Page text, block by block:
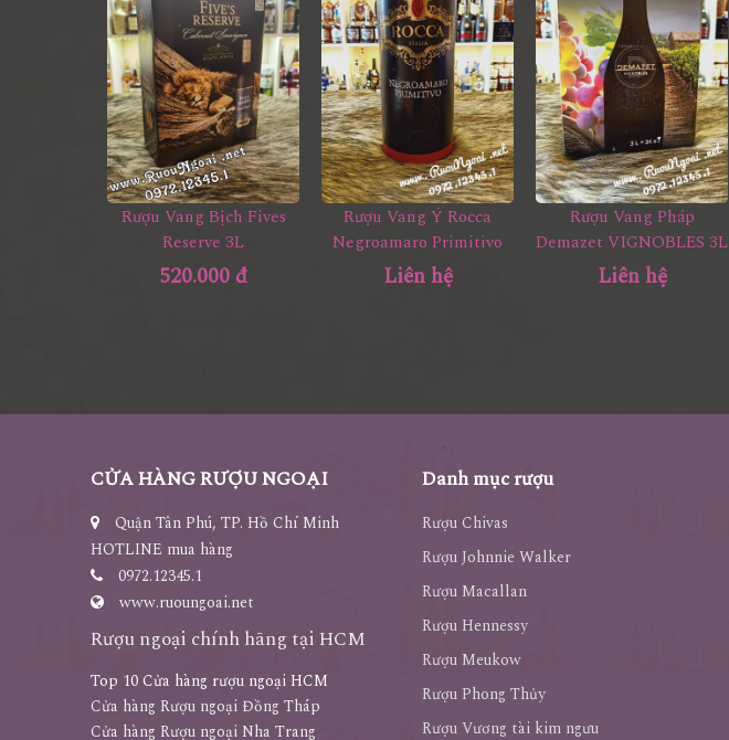
Rượu Vang Bịch Fives
Reserve 3L
520.000 đ
Rượu Vang Ý Rocca
Negroamaro Primitivo
Liên hệ
Rượu Vang Pháp
Demazet VIGNOBLES 3L
Liên hệ
CỬA HÀNG RƯỢU NGOẠI
Quận Tân Phú, TP. Hồ Chí Minh
HOTLINE mua hàng
0972.12345.1
www.ruoungoai.net
Rượu ngoại chính hãng tại HCM
Top 10 Cửa hàng rượu ngoại HCM
Cửa hàng Rượu ngoại Đồng Tháp
Cửa hàng Rượu ngoại Nha Trang
Danh mục rượu
Rượu Chivas
Rượu Johnnie Walker
Rượu Macallan
Rượu Hennessy
Rượu Meukow
Rượu Phong Thủy
Rượu Vương tài kim ngưu